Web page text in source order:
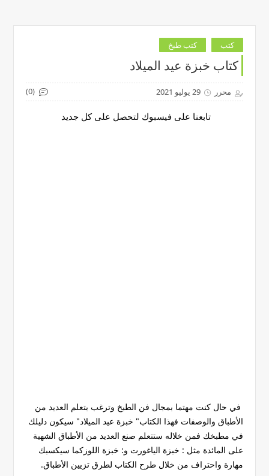
كتب كتب طبخ
كتاب خبزة عيد الميلاد
محرر 29 يوليو 2021 (0)
تابعنا على فيسبوك لتحصل على كل جديد
في حال كنت مهتما بمجال فن الطبخ وترغب بتعلم العديد من
الأطباق والوصفات فهذا الكتاب" خبزة عيد الميلاد" سيكون دليلك
في مطبخك فمن خلاله ستتعلم صنع العديد من الأطباق الشهية
على المائدة مثل : خبزة الياغورت و: خبزة اللوزكما سيكسبك
مهارة واحتراف من خلال طرح الكتاب لطرق تزيين الأطباق.